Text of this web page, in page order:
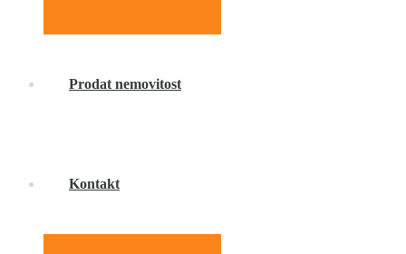
Prodat nemovitost
Kontakt